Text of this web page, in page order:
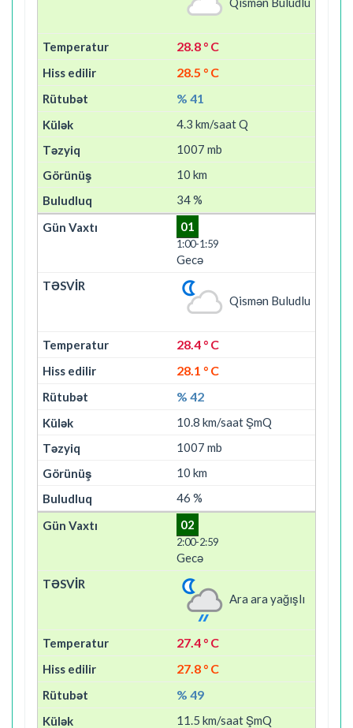
28.8 ° C
28.5 ° C
% 41
4.3 km/saat Q
1007 mb
10 km
34 %
01
1:00-1:59
Gecə
Qismən Buludlu
28.4 ° C
28.1 ° C
% 42
10.8 km/saat ŞmQ
1007 mb
10 km
46 %
02
2:00-2:59
Gecə
Ara ara yağışlı
27.4 ° C
27.8 ° C
% 49
11.5 km/saat ŞmQ